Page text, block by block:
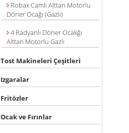
Robax Camlı Alttan Motorlu
Döner Ocağı (Gazlı)
4 Radyanlı Döner Ocakğı
Alttan Motorlu Gazlı
Tost Makineleri Çeşitleri
Izgaralar
Fritözler
Ocak ve Fırınlar